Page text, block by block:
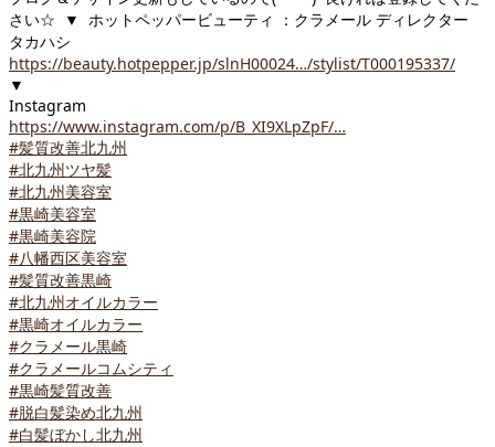
さい☆ ▼ ホットペッパービューティ ：クラメール ディレクター
タカハシ
https://beauty.hotpepper.jp/slnH00024…/stylist/T000195337/
▼
Instagram
https://www.instagram.com/p/B_XI9XLpZpF/…
#髪質改善北九州
#北九州ツヤ髪
#北九州美容室
#黒崎美容室
#黒崎美容院
#八幡西区美容室
#髪質改善黒崎
#北九州オイルカラー
#黒崎オイルカラー
#クラメール黒崎
#クラメールコムシティ
#黒崎髪質改善
#脱白髪染め北九州
#白髪ぼかし北九州